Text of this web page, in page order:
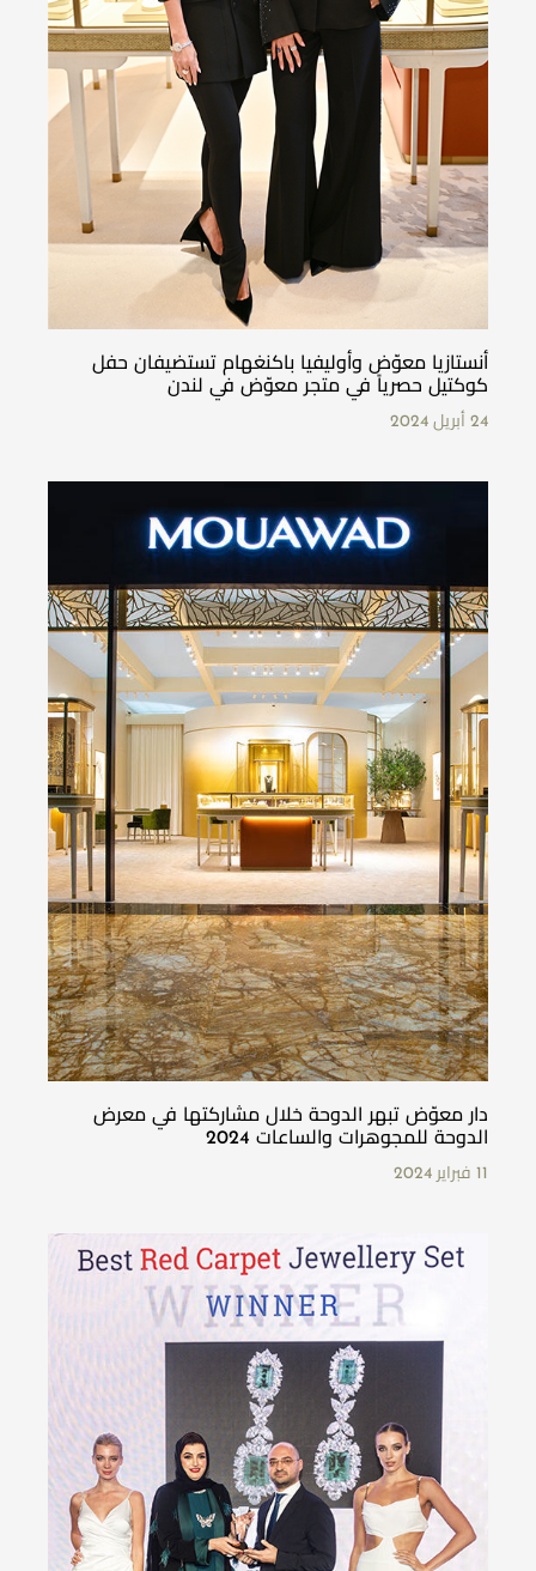
أنستازيا معوّض وأوليفيا باكنغهام تستضيفان حفل
كوكتيل حصرياً في متجر معوّض في لندن
24 أبريل 2024
دار معوّض تبهر الدوحة خلال مشاركتها في معرض
الدوحة للمجوهرات والساعات 2024
11 فبراير 2024